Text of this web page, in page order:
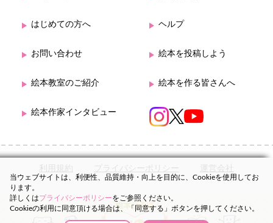
はじめての方へ ヘルプ
お問い合わせ 絵本を投稿しよう
絵本教室のご紹介 絵本を作る皆さんへ
絵本作家インタビュー
利用規約 プライバシーポリシー 運営会社
当ウェブサイトは、利便性、品質維持・向上を目的に、Cookieを使用してお
ります。
詳しくはプライバシーポリシーをご参照ください。
Cookieの利用に同意頂ける場合は、「同意する」ボタンを押してください。